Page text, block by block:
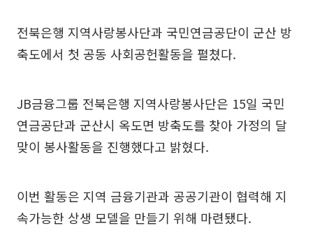
전북은행 지역사랑봉사단과 국민연금공단이 군산 방
축도에서 첫 공동 사회공헌활동을 펼쳤다.
JB금융그룹 전북은행 지역사랑봉사단은 15일 국민
연금공단과 군산시 옥도면 방축도를 찾아 가정의 달
맞이 봉사활동을 진행했다고 밝혔다.
이번 활동은 지역 금융기관과 공공기관이 협력해 지
속가능한 상생 모델을 만들기 위해 마련됐다.